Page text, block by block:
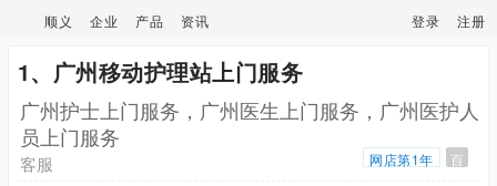
顺义 企业 产品 资讯 登录 注册
1、广州移动护理站上门服务
广州护士上门服务，广州医生上门服务，广州医护人
员上门服务
客服 网店第1年 百